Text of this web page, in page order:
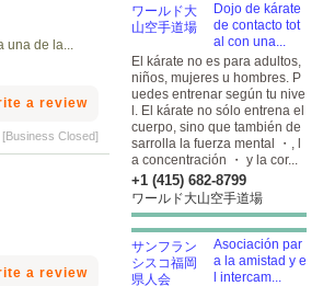
una de la...
a review
[Business Closed]
a review
Dojo de kárate
de contacto tot
al con una...
El kárate no es para adultos,
niños, mujeres u hombres. P
uedes entrenar según tu nive
l. El kárate no sólo entrena el
cuerpo, sino que también de
sarrolla la fuerza mental ・, l
a concentración ・ y la cor...
+1 (415) 682-8799
ワールド大山空手道場
Asociación par
a la amistad y e
l intercam...